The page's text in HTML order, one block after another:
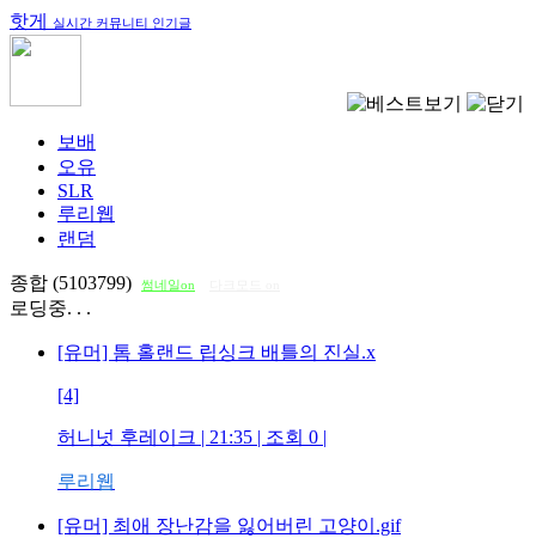
핫게 실시간 커뮤니티 인기글
보배
오유
SLR
루리웹
랜덤
종합 (5103799) 썸네일on
로딩중. . .
[유머] 톰 홀랜드 립싱크 배틀의 진실.x
[4]
허니넛 후레이크 | 21:35 | 조회 0 |
루리웹
[유머] 최애 장난감을 잃어버린 고양이.gif